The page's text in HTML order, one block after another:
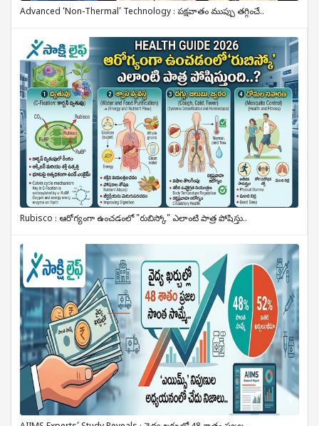
Advanced ‘Non-Thermal’ Technology : పక్షవాతం ముప్పు తగ్గించే..
Rubisco : ఆరోగ్యంగా ఉంచడంలో "రుబిస్కో" ఎలాంటి పాత్ర పోషిస్తు..